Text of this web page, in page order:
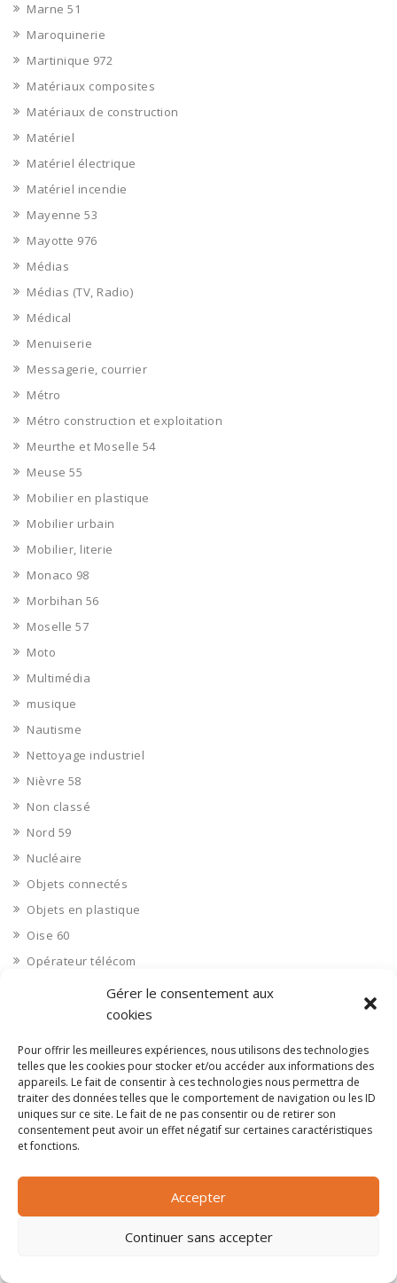
Gérer le consentement aux
cookies
Pour offrir les meilleures expériences, nous utilisons des technologies
telles que les cookies pour stocker et/ou accéder aux informations des
appareils. Le fait de consentir à ces technologies nous permettra de
traiter des données telles que le comportement de navigation ou les ID
uniques sur ce site. Le fait de ne pas consentir ou de retirer son
consentement peut avoir un effet négatif sur certaines caractéristiques
et fonctions.
Accepter
Continuer sans accepter
Marne 51
Maroquinerie
Martinique 972
Matériaux composites
Matériaux de construction
Matériel
Matériel électrique
Matériel incendie
Mayenne 53
Mayotte 976
Médias
Médias (TV, Radio)
Médical
Menuiserie
Messagerie, courrier
Métro
Métro construction et exploitation
Meurthe et Moselle 54
Meuse 55
Mobilier en plastique
Mobilier urbain
Mobilier, literie
Monaco 98
Morbihan 56
Moselle 57
Moto
Multimédia
musique
Nautisme
Nettoyage industriel
Nièvre 58
Non classé
Nord 59
Nucléaire
Objets connectés
Objets en plastique
Oise 60
Opérateur télécom
Opérateurs télécom
Orne 61
Ouvrages d’art
Paramédical, compléments alimentaires
Paris 75
Petite distribution